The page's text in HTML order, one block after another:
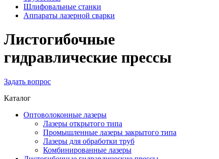
Шлифовальные станки
Аппараты лазерной сварки
Листогибочные
гидравлические прессы
Задать вопрос
Каталог
Оптоволоконные лазеры
Лазеры открытого типа
Промышленные лазеры закрытого типа
Лазеры для обработки труб
Комбинированные лазеры